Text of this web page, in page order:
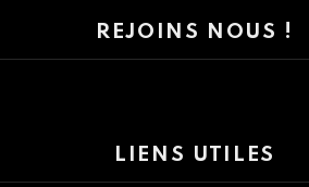
REJOINS NOUS !
LIENS UTILES